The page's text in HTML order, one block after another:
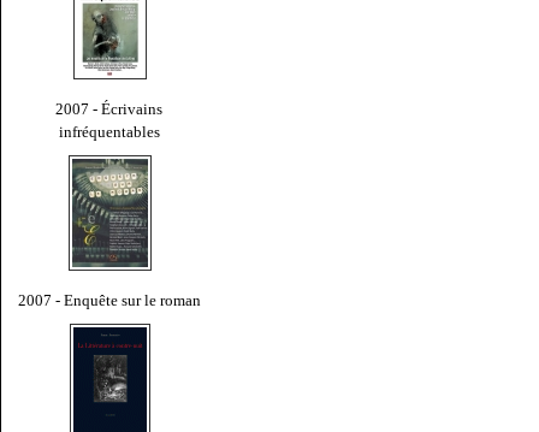
2007 - Écrivains
infréquentables
2007 - Enquête sur le roman